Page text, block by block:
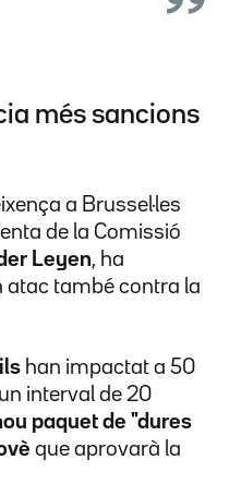
més sancions
a Brussel·les
de la Comissió
Leyen, ha
atac també contra la
han impactat a 50
interval de 20
paquet de "dures
que aprovarà la